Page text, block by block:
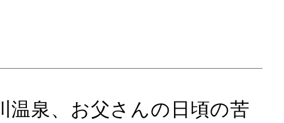
温泉、お父さんの日頃の苦